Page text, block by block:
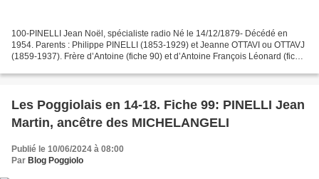
100-PINELLI Jean Noël, spécialiste radio Né le 14/12/1879- Décédé en
1954. Parents : Philippe PINELLI (1853-1929) et Jeanne OTTAVI ou OTTAVJ
(1859-1937). Frère d’Antoine (fiche 90) et d’Antoine François Léonard (fiche
Les Poggiolais en 14-18. Fiche 99: PINELLI Jean
Martin, ancêtre des MICHELANGELI
Publié le 10/06/2024 à 08:00
Par Blog Poggiolo